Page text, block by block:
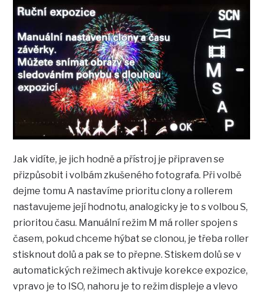
Jak vidíte, je jich hodně a přístroj je připraven se
přizpůsobit i volbám zkušeného fotografa. Při volbě
dejme tomu A nastavíme prioritu clony a rollerem
nastavujeme její hodnotu, analogicky je to s volbou S,
prioritou času. Manuální režim M má roller spojen s
časem, pokud chceme hýbat se clonou, je třeba roller
stisknout dolů a pak se to přepne. Stiskem dolů se v
automatických režimech aktivuje korekce expozice,
vpravo je to ISO, nahoru je to režim displeje a vlevo